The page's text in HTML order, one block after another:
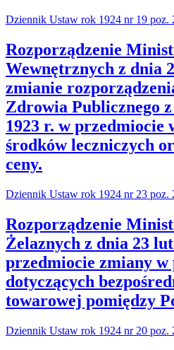
Dziennik Ustaw rok 1924 nr 19 poz.
Rozporządzenie
Wewnętrznych z dnia
zmianie
Zdrowia Publicznego
1923 r. w przedmiocie
środków leczniczych
ceny.
Dziennik Ustaw rok 1924 nr 23 poz.
Rozporządzenie
Żelaznych z dnia 23
przedmiocie zmiany w
dotyczących
towarowej pomiędzy
Dziennik Ustaw rok 1924 nr 20 poz.